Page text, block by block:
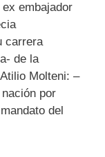
embajador
carrera
de la
Molteni: –
por
del